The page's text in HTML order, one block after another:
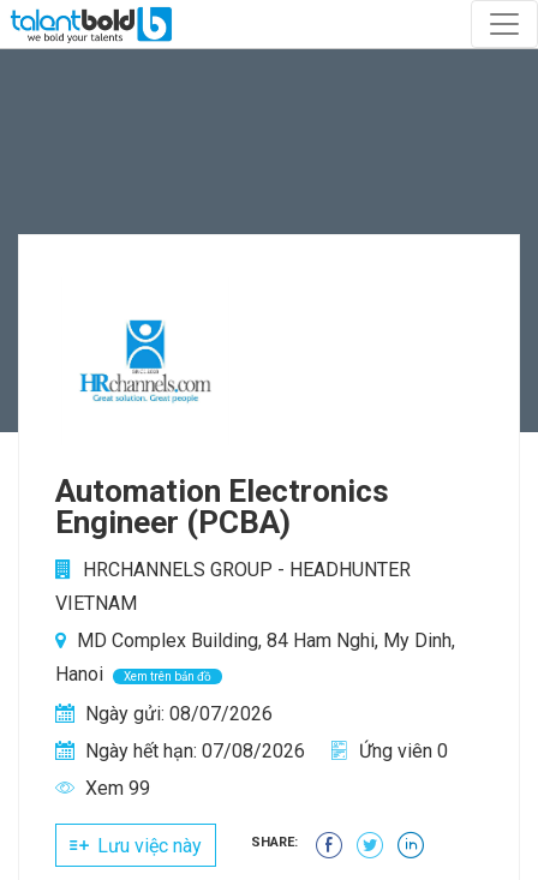
Automation Electronics
Engineer (PCBA)
HRCHANNELS GROUP - HEADHUNTER
VIETNAM
MD Complex Building, 84 Ham Nghi, My Dinh,
Hanoi
Xem trên bản đồ
Ngày gửi: 08/07/2026
Ngày hết hạn: 07/08/2026
Ứng viên 0
Xem 99
Lưu việc này SHARE: